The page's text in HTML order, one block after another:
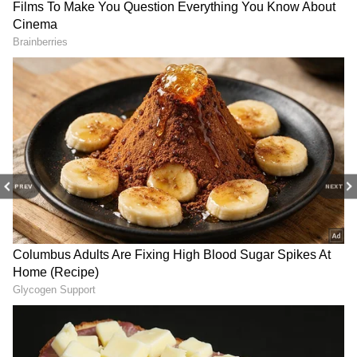
PREV NEXT
RECOMMENDED STORIES
TN AGRI BUDGET: திராவிட
கட்சிகள் செய்யாததை
செய்தாரா விஜய்?! முதல்
வேளாண் பட்ஜெட்டின்
இனி தடையில்லா
இலவச மின்சாரத்துக்காக